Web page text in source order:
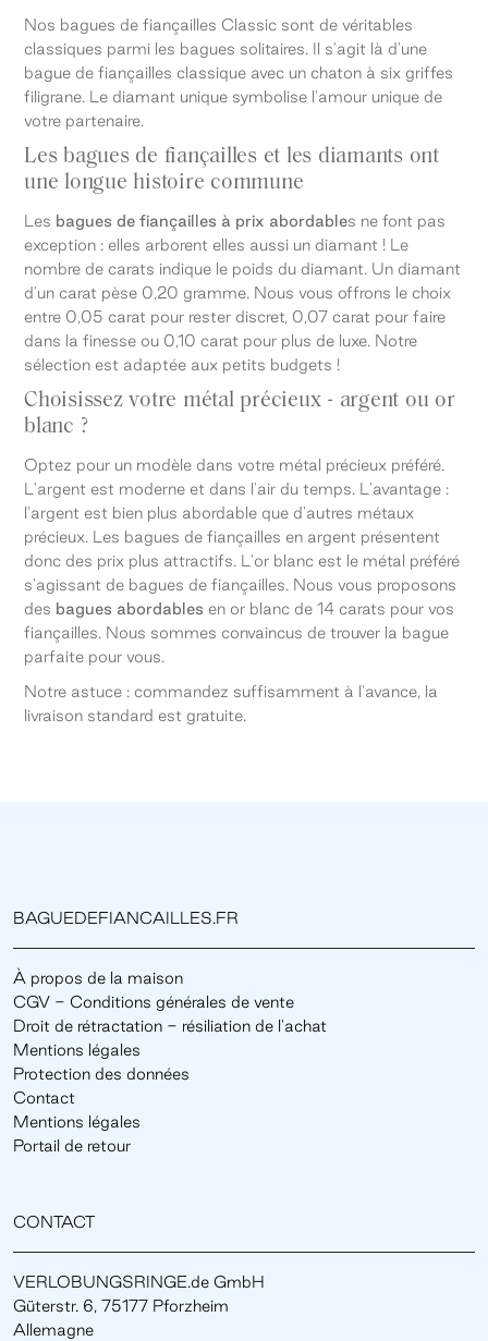
Nos bagues de fiançailles Classic sont de véritables
classiques parmi les bagues solitaires. Il s'agit là d'une
bague de fiançailles classique avec un chaton à six griffes
filigrane. Le diamant unique symbolise l'amour unique de
votre partenaire.
Les bagues de fiançailles et les diamants ont
une longue histoire commune
Les bagues de fiançailles à prix abordables ne font pas
exception : elles arborent elles aussi un diamant ! Le
nombre de carats indique le poids du diamant. Un diamant
d'un carat pèse 0,20 gramme. Nous vous offrons le choix
entre 0,05 carat pour rester discret, 0,07 carat pour faire
dans la finesse ou 0,10 carat pour plus de luxe. Notre
sélection est adaptée aux petits budgets !
Choisissez votre métal précieux - argent ou or
blanc ?
Optez pour un modèle dans votre métal précieux préféré.
L'argent est moderne et dans l'air du temps. L'avantage :
l'argent est bien plus abordable que d'autres métaux
précieux. Les bagues de fiançailles en argent présentent
donc des prix plus attractifs. L'or blanc est le métal préféré
s'agissant de bagues de fiançailles. Nous vous proposons
des bagues abordables en or blanc de 14 carats pour vos
fiançailles. Nous sommes convaincus de trouver la bague
parfaite pour vous.
Notre astuce : commandez suffisamment à l'avance, la
livraison standard est gratuite.
BAGUEDEFIANCAILLES.FR
À propos de la maison
CGV - Conditions générales de vente
Droit de rétractation - résiliation de l'achat
Mentions légales
Protection des données
Contact
Mentions légales
Portail de retour
CONTACT
VERLOBUNGSRINGE.de GmbH
Güterstr. 6, 75177 Pforzheim
Allemagne